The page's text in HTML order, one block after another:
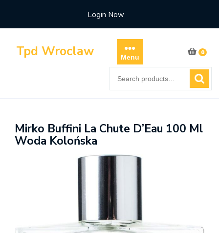
content
Login Now
Tpd Wroclaw Menu
0
for:
Mirko Buffini La Chute D’Eau 100 Ml
Woda Kolońska